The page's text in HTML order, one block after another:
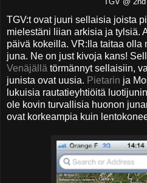
TGV:t ovat juuri sellaisia joista
mielestäni liian arkisia ja tylsiä.
päivä kokeilla. VR:lla taitaa olla
juna. Ne on just kivoja kans!
Venäjällä törmännyt sellaisiin,
junista ovat uusia. Pietarin ja
lukuisia rautatieyhtiöitä
ole kovin turvallisia huonon
ovat korkeampia kuin